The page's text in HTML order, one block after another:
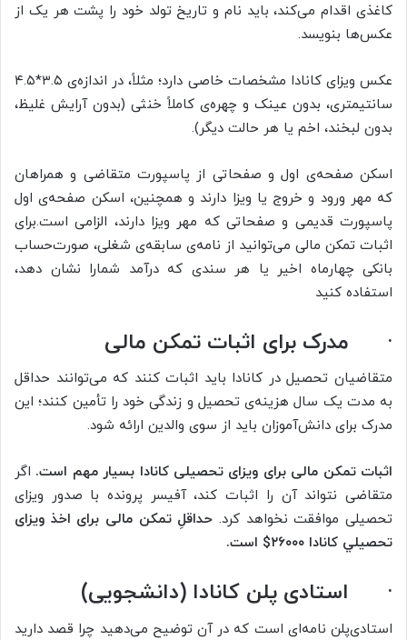
کاغذی اقدام می‌کند، باید نام و تاریخ تولد خود را پشت هر یک از
عکس‌ها بنویسد.
عکس ویزای کانادا مشخصات خاصی دارد؛ مثلاً، در اندازه‌ی ۳.۵*۴.۵
سانتیمتری، بدون عینک و چهره‌ی کاملاً خنثی (بدون آرایش غلیظ،
بدون لبخند، اخم یا هر حالت دیگر).
اسکن صفحه‌ی اول و صفحاتی از پاسپورت متقاضی و همراهان
که مهر ورود و خروج یا ویزا دارند و همچنین، اسکن صفحه‌ی اول
پاسپورت قدیمی و صفحاتی که مهر ویزا دارند، الزامی است.برای
اثبات تمکن مالی می‌توانید از نامه‌ی سابقه‌ی شغلی، صورت‌حساب
بانکی چهارماه اخیر یا هر سندی که درآمد شمارا نشان دهد،
استفاده کنید
· مدرک برای اثبات تمکن مالی
متقاضیان تحصیل در کانادا باید اثبات کنند که می‌توانند حداقل
به مدت یک سال هزینه‌ی تحصیل و زندگی خود را تأمین کنند؛ این
مدرک برای دانش‌آموزان باید از سوی والدین ارائه شود.
اثبات تمکن مالی برای ویزای تحصیلی کانادا بسیار مهم است. اگر
متقاضی نتواند آن را اثبات کند، آفیسر پرونده با صدور ویزای
تحصیلی موافقت نخواهد کرد. حداقلِ تمکن مالی برای اخذ ویزای
تحصیلي کانادا ۲۶۰۰۰$ است
.
· استادی پلن کانادا (دانشجویی)
استادی‌پلن نامه‌ای است که در آن توضیح می‌دهید چرا قصد دارید